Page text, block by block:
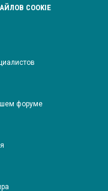
COOKIE
форуме